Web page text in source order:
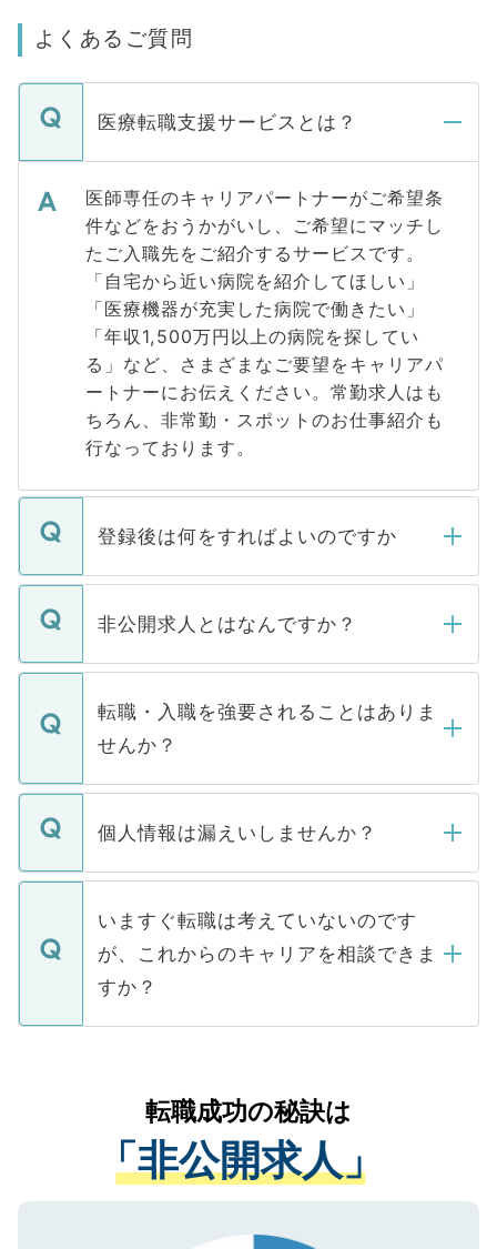
よくあるご質問
医療転職支援サービスとは？
医師専任のキャリアパートナーがご希望条
件などをおうかがいし、ご希望にマッチし
たご入職先をご紹介するサービスです。
「自宅から近い病院を紹介してほしい」
「医療機器が充実した病院で働きたい」
「年収1,500万円以上の病院を探してい
る」など、さまざまなご要望をキャリアパ
ートナーにお伝えください。常勤求人はも
ちろん、非常勤・スポットのお仕事紹介も
行なっております。
登録後は何をすればよいのですか
ご登録いただきましたら、弊社担当者がご
登録内容を確認し、その後メールもしくは
ます。通常、5営業日以内にはご連絡をせて
いただきますので、しばらくお待ちくださ
非公開求人とはなんですか？
マイナビDOCTORで取り扱っている求人の
うち約3割は、Webサイトからご覧いただ
けない「非公開求人」です。非公開求人は
下記の理由によって、一般には公開してい
ません。
■応募殺到を避けるため 人気のある医療機
関を公にしてしまうと、応募が殺到する場
に、医療機関が求める条件に合った人材の
みを人材紹介会社に依頼するケースが増え
ています。
転職・入職を強要されることはありま
せんか？
転職・入職を強要することは一切ありませ
ん。また、仮に応募先から内定をいただい
定を承諾する必要はありません。内定先へ
の辞退の連絡はキャリアパートナーが行い
個人情報は漏えいしませんか？
個人情報が漏えいすることはありませんの
で、ご安心ください。当サイトからの登録
などで収集したご登録者様の個人情報は、
ご本人のキャリアアップおよび転職活動の
支援を目的に使用いたします。お預かりし
ているすべての個人データはご本人の許可
は、個人情報の取り扱いについての厳密な
管理基準を満たした事業者のみに付与され
る、プライバシーマークを取得済みです。
いますぐ転職は考えていないのです
が、これからのキャリアを相談できま
すか？
かがいして、現在の医療機関の状況や紹介
経験をまじえながら、適切なアドバイスを
させていただきます。すぐにご転職をされ
ない方には、長期的なサポートが可能です
ので、まずはご登録ください。
転職成功の秘訣は
「非公開求人」